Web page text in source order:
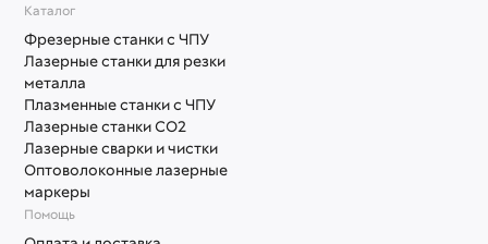
Помощь
Каталог
Фрезерные станки с ЧПУ
Лазерные станки для резки
металла
Плазменные станки с ЧПУ
Лазерные станки СО2
Лазерные сварки и чистки
Оптоволоконные лазерные
маркеры